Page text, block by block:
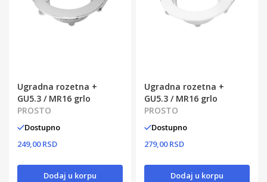
Ugradna rozetna +
GU5.3 / MR16 grlo
PROSTO
Dostupno
249,00 RSD
Dodaj u korpu
Ugradna rozetna +
GU5.3 / MR16 grlo
PROSTO
Dostupno
279,00 RSD
Dodaj u korpu